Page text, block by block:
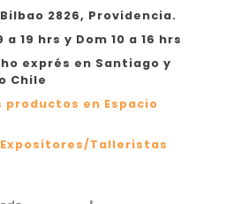
2826, Providencia.
a 19 hrs y Dom 10 a 16 hrs
exprés en Santiago y
Chile
en Espacio
Talleristas